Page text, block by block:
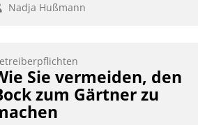
Nadja Hußmann
Sie vermeiden, den
zum Gärtner zu